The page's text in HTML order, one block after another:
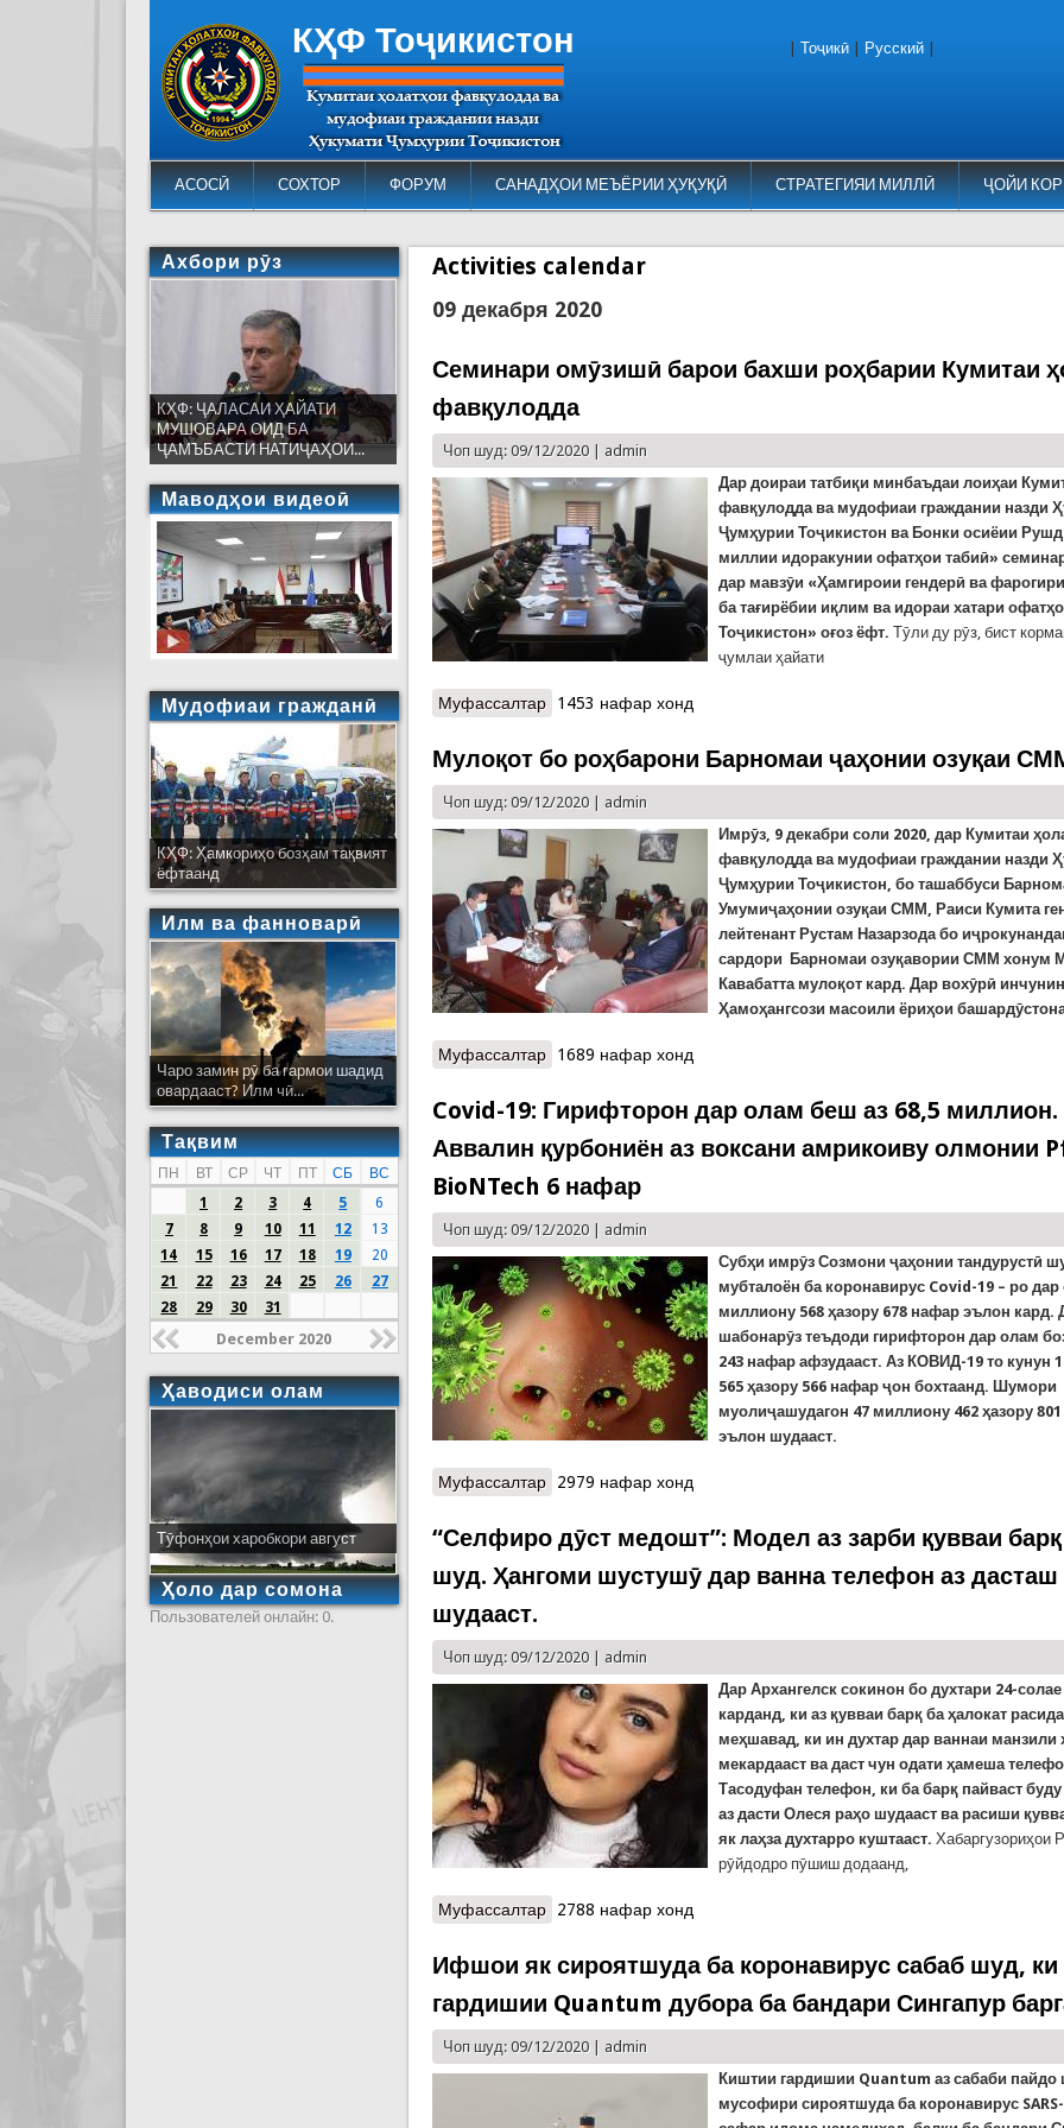
КҲФ Тоҷикистон
АСОСӢ СОХТОР ФОРУМ САНАДҲОИ МЕЪЁРИИ ҲУҚУҚӢ СТРАТЕГИЯИ МИЛЛӢ ҶОЙИ
Тоҷикӣ Русский
Activities calendar
09 декабря 2020
Семинари омӯзишӣ барои бахши роҳбарии Кумитаи
фавқулодда
Чоп шуд: 09/12/2020 | admin
Дар доираи татбиқи минбаъдаи лоиҳаи К
фавқулодда ва мудофиаи граждании назди
Ҷумҳурии Тоҷикистон ва Бонки осиёии Рушд
миллии идоракунии офатҳои табиӣ»
дар мавзӯи «Ҳамгироии гендерӣ ва
ба тағирёбии иқлим ва идораи хатари
Тоҷикистон» оғоз ёфт. Тӯли ду рӯз, бист
ҷумлаи ҳайати
Муфассалтар о Семинари омӯзишӣ барои бахши роҳбарии Кумитаи ҳолатҳои
1453 нафар хонд
Мулоқот бо роҳбарони Барномаи ҷаҳонии озуқаи
Чоп шуд: 09/12/2020 | admin
Имрӯз, 9 декабри соли 2020, дар Кумитаи
фавқулодда ва мудофиаи граждании назди
Ҷумҳурии Тоҷикистон, бо ташаббуси
Умумиҷаҳонии озуқаи СММ, Раиси Кумита
лейтенант Рустам Назарзода бо
сардори Барномаи озуқавории СММ хонум
Кавабатта мулоқот кард.Дар вохӯрӣ инчунин
Ҳамоҳангсози масоилиёриҳои
Муфассалтар о Мулоқот бо роҳбарони Барномаи ҷаҳонии озуқаи СММ
1689 нафар хонд
Covid-19: Гирифторон дар олам беш аз 68,5 миллион.
Аввалин қурбониён аз воксани амрикоиву олмонии
BioNTech 6 нафар
Чоп шуд: 09/12/2020 | admin
Субҳи имрӯз Созмони ҷаҳонии тандурустӣ
мубталоён ба коронавирус Covid-19 – ро дар
миллиону 568 ҳазору 678 нафар эълон кард.
шабонарӯз теъдоди гирифторон дар олам
243 нафар афзудааст. Аз КОВИД-19 то кунун
565 ҳазору 566 нафар ҷон бохтаанд. Шумори
муолиҷашудагон 47 миллиону 462 ҳазору
эълон шудааст.
Муфассалтар о Covid-19: Гирифторон дар олам беш аз 68,5 миллион. Аввалин
2979 нафар хонд
“Селфиро дӯст медошт”: Модел аз зарби қувваи
шуд. Ҳангоми шустушӯ дар ванна телефон аз дасташ
шудааст.
Чоп шуд: 09/12/2020 | admin
Дар Архангелск сокинон бо духтари 24-
карданд, ки аз қувваи барқ ба ҳалокат
меҳшавад, ки ин духтар дар ваннаи манзили
мекардааст ва даст чун одати ҳамеша
Тасодуфан телефон , ки ба барқ пайваст
аз дасти Олеся раҳо шудааст ва расиши
як лаҳза духтарро куштааст. Хабаргузориҳои
рӯйдодро пӯшиш додаанд,
Муфассалтар о “Селфиро дӯст медошт”: Модел аз зарби қувваи барқ ҳалок
2788 нафар хонд
Ифшои як сироятшуда ба коронавирус сабаб шуд,
гардишии Quantum дубора ба бандари Сингапур
Чоп шуд: 09/12/2020 | admin
Киштии гардишии Quantum аз сабаби пайдо
мусофири сироятшуда ба коронавирус
Ахбори рӯз
КҲФ: ҶАЛАСАИ ҲАЙАТИ
МУШОВАРА ОИД БА
ҶАМЪБАСТИ НАТИҶАҲОИ...
Маводҳои видеоӣ
Мудофиаи гражданӣ
КҲФ: Ҳамкориҳо бозҳам тақвият
ёфтаанд
Илм ва фанноварӣ
Чаро замин рӯ ба гармои шадид
овардааст? Илм чӣ...
Тақвим
ПН ВТ СР ЧТ ПТ СБ
ВС
1
2 3 4 5
6
7
8 9 10 11 12
13
14
15 16 17 18 19
20
21
22 23 24 25 26
27
28
29 30 31
December 2020
Ҳаводиси олам
Тӯфонҳои харобкори август
Ҳоло дар сомона
Пользователей онлайн: 0.